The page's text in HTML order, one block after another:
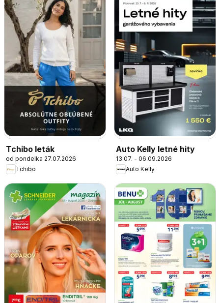
Tchibo leták
od pondelka 27.07.2026
Tchibo
Auto Kelly letné hity
13.07. - 06.09.2026
Auto Kelly